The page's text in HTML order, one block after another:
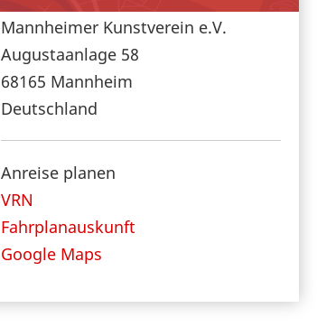
Mannheimer Kunstverein e.V.
Augustaanlage 58
68165 Mannheim
Deutschland
Anreise planen
VRN
Fahrplanauskunft
Google Maps